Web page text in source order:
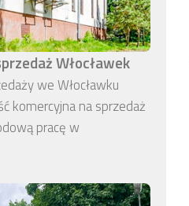
Włocławek
we Włocławku
komercyjna na sprzedaż
pracę w